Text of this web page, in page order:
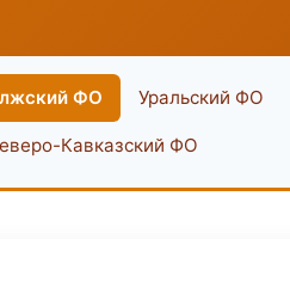
ФО Уральский ФО
Кавказский ФО